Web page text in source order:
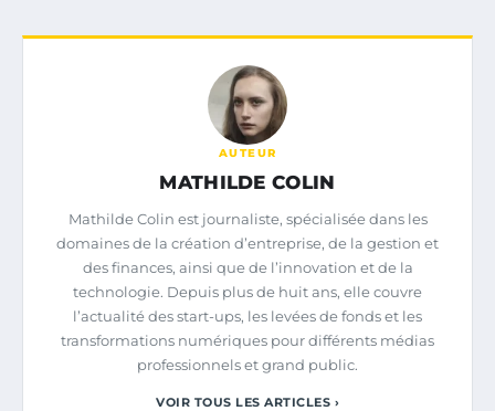
AUTEUR
MATHILDE COLIN
Mathilde Colin est journaliste, spécialisée dans les
domaines de la création d’entreprise, de la gestion et
des finances, ainsi que de l’innovation et de la
technologie. Depuis plus de huit ans, elle couvre
l’actualité des start-ups, les levées de fonds et les
transformations numériques pour différents médias
professionnels et grand public.
VOIR TOUS LES ARTICLES ›